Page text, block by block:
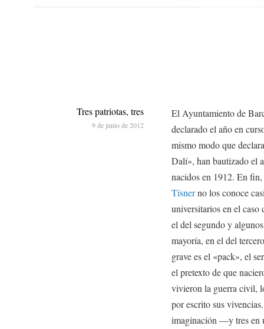
El Ayuntamiento de
declarado el año en
mismo modo que
Dalí», han bautizado el
nacidos en 1912. En
Tísnerno los conoce
universitarios en el
el del segundo y
mayoría, en el del
grave es el «pack», el
el pretexto de que
vivieron la guerra civil,
por escrito sus
imaginación —y tres en
Tres patriotas, tres
9 de junio de 2012